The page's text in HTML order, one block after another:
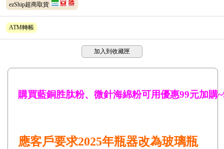
ezShip超商取貨
ATM轉帳
加入到收藏匣
購買藍銅胜肽粉、微針海綿粉可用優惠99元加購
應客戶要求2025年瓶器改為玻璃瓶